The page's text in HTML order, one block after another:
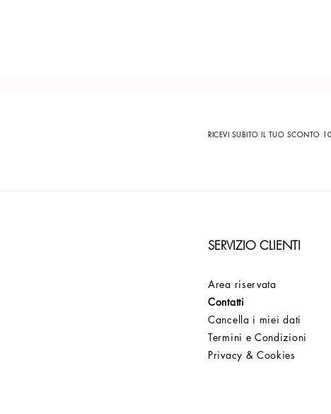
RICEVI SUBITO IL TUO SCONTO
SERVIZIO CLIENTI
Area riservata
Contatti
Cancella i miei dati
Termini e Condizioni
Privacy & Cookies